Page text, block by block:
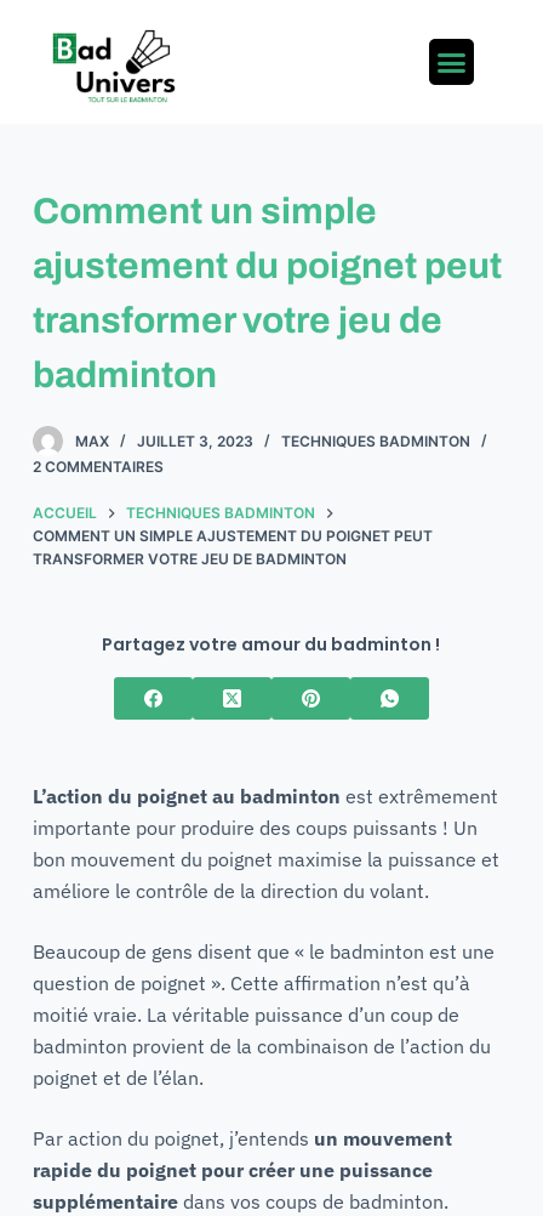
a
c
o
n
u
Comment un simple
ajustement du poignet peut
transformer votre jeu de
badminton
MAX JUILLET 3, 2023
TECHNIQUES BADMINTON
2 COMMENTAIRES
ACCUEIL
TECHNIQUES BADMINTON
COMMENT UN SIMPLE AJUSTEMENT DU POIGNET PEUT
TRANSFORMER VOTRE JEU DE BADMINTON
Partagez votre amour du badminton !
L’action du poignet au badminton est extrêmement
importante pour produire des coups puissants ! Un
bon mouvement du poignet maximise la puissance et
améliore le contrôle de la direction du volant.
Beaucoup de gens disent que « le badminton est une
question de poignet ». Cette affirmation n’est qu’à
moitié vraie. La véritable puissance d’un coup de
badminton provient de la combinaison de l’action du
poignet et de l’élan.
Par action du poignet, j’entends un mouvement
rapide du poignet pour créer une puissance
supplémentairedans vos coups de badminton.